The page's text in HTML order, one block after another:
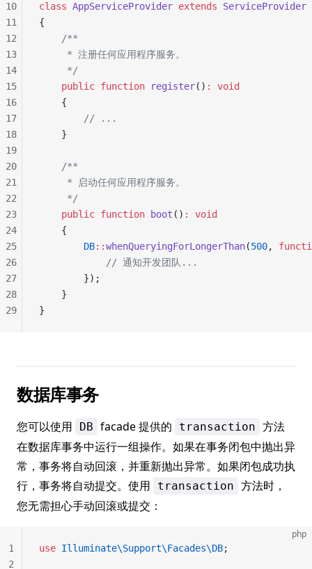
class AppServiceProvider extends ServiceProvider
{
    /**
     * 注册任何应用程序服务。
     */
    public
function register() :
void
    {
        // ...
    }
    /**
     * 启动任何应用程序服务。
     */
    public
function boot () :
void
    {
        DB
::whenQueryingForLongerThan(500,
            // 通知开发团队...
        });
    }
}
10
11
12
13
14
15
16
17
18
19
20
21
22
23
24
25
26
27
28
29
数据库事务
您可以使用 DB facade 提供的 transaction 方法
在数据库事务中运行一组操作。如果在事务闭包中抛出异
常，事务将自动回滚，并重新抛出异常。如果闭包成功执
行，事务将自动提交。使用
transaction 方法时，
您无需担心手动回滚或提交：
php
use Illuminate\Support\Facades\DB;
1
2